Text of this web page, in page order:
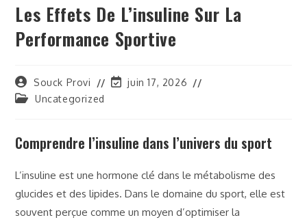
Les Effets De L’insuline Sur La
Performance Sportive
Auteur/autrice
de
Souck Provi
Dernière
juin 17, 2026
PostUncategorized
Comprendre l’insuline dans l’univers du sport
L’insuline est une hormone clé dans le métabolisme des
glucides et des lipides. Dans le domaine du sport, elle est
souvent perçue comme un moyen d’optimiser la